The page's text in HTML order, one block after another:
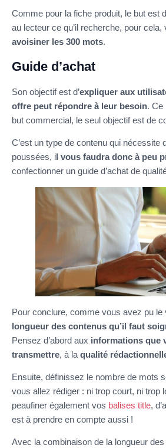
Comme pour la fiche produit, le but est
au lecteur ce qu’il recherche, pour
avoisiner les 300 mots.
Guide d’achat
Son objectif est d’expliquer aux
offre peut répondre à leur besoin. Ce
but commercial, le seul objectif est de
C’est un type de contenu qui nécessite
poussées, il vous faudra donc à peu
confectionner un guide d’achat de
Pour conclure, comme vous avez pu le
longueur des contenus qu’il faut
Pensez d’abord aux informations que
transmettre, à la qualité
Ensuite, définissez le nombre de mots
vous allez rédiger : ni trop court, ni trop
peaufiner également vos balises title,
est à prendre en compte aussi !
Avec la combinaison de la longueur